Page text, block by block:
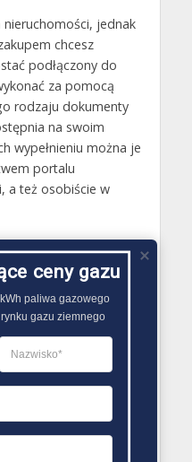
nieruchomości, jednak
chcesz
podłączony do
za pomocą
rodzaju dokumenty
na swoim
wypełnieniu można je
portalu
a też osobiście w
GAZU
ceny gazu
paliwa gazowego
gazu ziemnego